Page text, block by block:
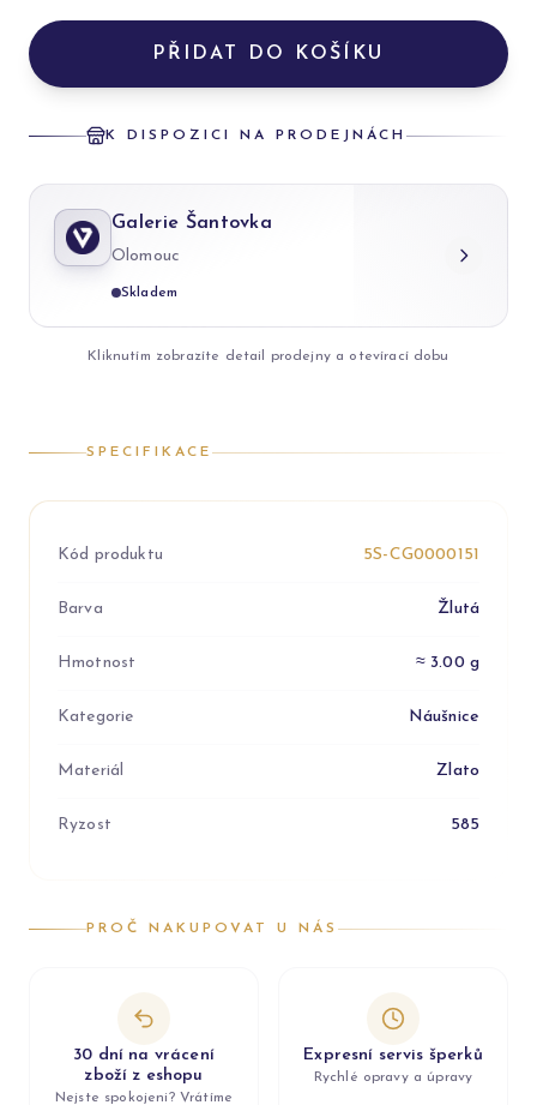
PŘIDAT DO KOŠÍKU
K DISPOZICI NA PRODEJNÁCH
Galerie Šantovka
Olomouc
Skladem
Kliknutím zobrazíte detail prodejny a otevírací dobu
SPECIFIKACE
Kód produktu 5S-CG0000151
Barva Žlutá
Hmotnost ≈ 3.00 g
Kategorie Náušnice
Materiál Zlato
Ryzost 585
PROČ NAKUPOVAT U NÁS
30 dní na vrácení
zboží z eshopu
Nejste spokojeni? Vrátíme
Expresní servis šperků
Rychlé opravy a úpravy